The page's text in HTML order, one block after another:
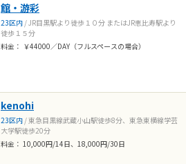
館・游彩
23区内 / JR目黒駅より徒歩１０分 またはJR恵比寿駅より
徒歩１５分
料金： ￥44000／DAY（フルスペースの場合）
kenohi
23区内 / 東急目黒線武蔵小山駅徒歩8分、東急東横線学芸
大学駅徒歩20分
料金： 10,000円/14日、18,000円/30日